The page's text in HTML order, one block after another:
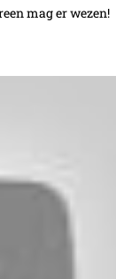
mag er wezen!